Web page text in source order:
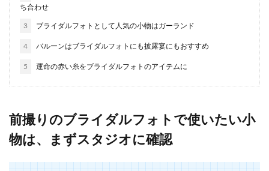
ラードレ...
ち合わせ
3 ブライダルフォトとして人気の小物はガーランド
4 バルーンはブライダルフォトにも披露宴にもおすすめ
5 運命の赤い糸をブライダルフォトのアイテムに
前撮りのブライダルフォトで使いたい小
物は、まずスタジオに確認